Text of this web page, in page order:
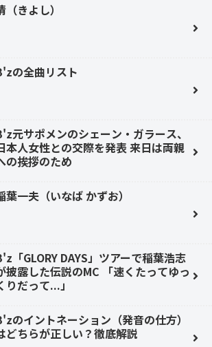
（きよし）
の全曲リスト
元サポメンのシェーン・ガラース、
本人女性との交際を発表 来日は両親
の挨拶のため
葉一夫（いなば かずお）
「GLORY DAYS」ツアーで稲葉浩志
披露した伝説のMC 「速くたってゆっ
りだって...」
のイントネーション（発音の仕方）
どちらが正しい？徹底解説